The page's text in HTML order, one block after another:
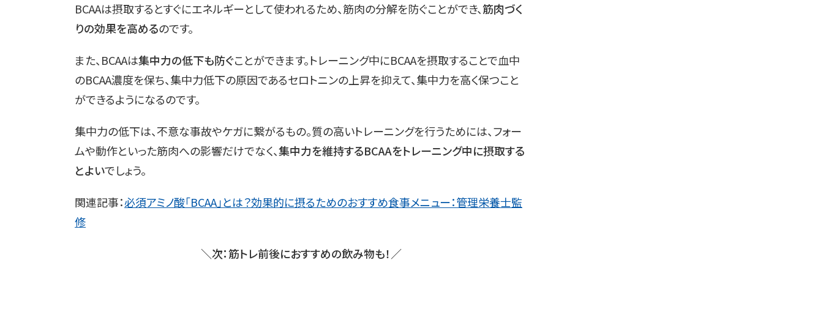
BCAAは摂取するとすぐにエネルギーとして使われるため、筋肉の分解を防ぐことができ、筋肉づく
りの効果を高めるのです。
また、BCAAは集中力の低下も防ぐことができます。トレーニング中にBCAAを摂取することで血中
のBCAA濃度を保ち、集中力低下の原因であるセロトニンの上昇を抑えて、集中力を高く保つこと
ができるようになるのです。
集中力の低下は、不意な事故やケガに繋がるもの。質の高いトレーニングを行うためには、フォー
ムや動作といった筋肉への影響だけでなく、集中力を維持するBCAAをトレーニング中に摂取する
とよいでしょう。
関連記事：必須アミノ酸「BCAA」とは？効果的に摂るためのおすすめ食事メニュー：管理栄養士監
修
＼次：筋トレ前後におすすめの飲み物も！／